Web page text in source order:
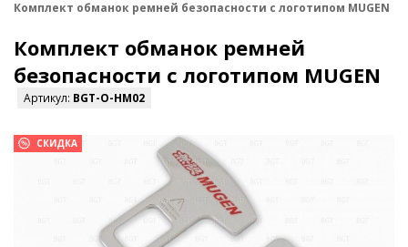
Комплект обманок ремней безопасности с логотипом MUGEN
Комплект обманок ремней
безопасности с логотипом MUGEN
Артикул: BGT-O-HM02
СКИДКА